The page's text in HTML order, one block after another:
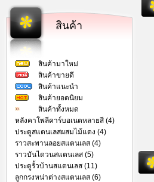
สินค้า
สินค้ามาใหม่
สินค้าขายดี
สินค้าแนะนำ
สินค้ายอดนิยม
สินค้าทั้งหมด
หลังคาโพลีคาร์บอเนตหลายสี (4)
ประตูสแตนเลสผสมไม้แดง (4)
ราวสะพานลอยสแตนเลส (4)
ราวบันไดวนสแตนเลส (5)
ประตูรั้วบ้านสแตนเลส (11)
ลูกกรงหน่าต่างสแตนเลส (6)